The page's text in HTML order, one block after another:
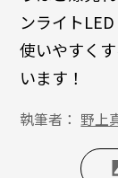
ンライト
使いやすく
います！
執筆者：野上